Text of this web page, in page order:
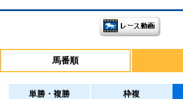
馬番順
単勝・複勝 枠複